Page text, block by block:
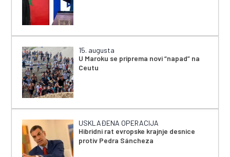
15. augusta
U Maroku se priprema novi “napad” na
Ceutu
USKLAĐENA OPERACIJA
Hibridni rat evropske krajnje desnice
protiv Pedra Sáncheza